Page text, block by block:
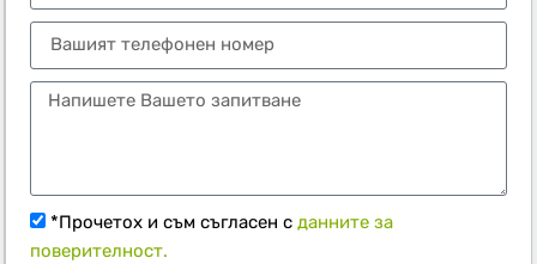
*Прочетох и съм съгласен сданните за
поверителност.